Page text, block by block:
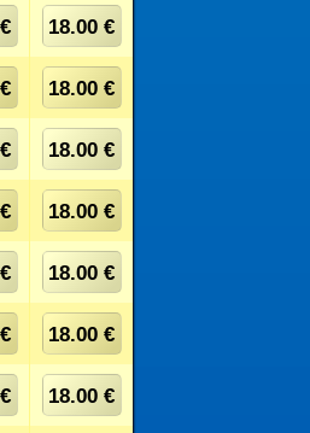
18.00 €
18.00 €
18.00 €
18.00 €
18.00 €
18.00 €
18.00 €